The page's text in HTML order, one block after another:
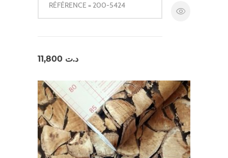
RÉFÉRENCE = 200-5424
د.ت